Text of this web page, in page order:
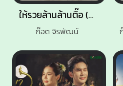
ให้รวยล้านล้านตื๊อ (หลวงปู่ศิลา สิริจันโท)
ก๊อต จิรพัฒน์